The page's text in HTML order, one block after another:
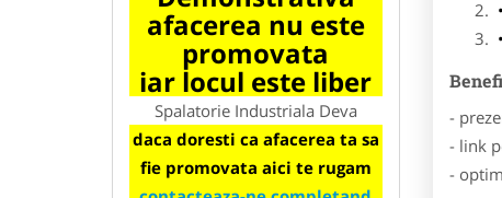
afacerea nu este
promovata
iar locul este liber
Spalatorie Industriala Deva
daca doresti ca afacerea ta sa
fie promovata aici te rugam
-
- link
-